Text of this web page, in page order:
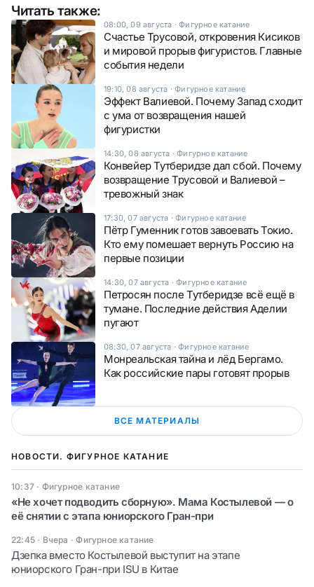
Читать также:
08:00, 09 августа ·Фигурное катание
Счастье Трусовой, откровения Кисиков
и мировой прорыв фигуристов. Главные
события недели
19:10, 08 августа ·Фигурное катание
Эффект Валиевой. Почему Запад сходит
с ума от возвращения нашей
фигуристки
14:30, 08 августа ·Фигурное катание
Конвейер Тутберидзе дал сбой. Почему
возвращение Трусовой и Валиевой –
тревожный знак
17:30, 07 августа ·Фигурное катание
Пётр Гуменник готов завоевать Токио.
Кто ему помешает вернуть Россию на
первые позиции
14:30, 07 августа ·Фигурное катание
Петросян после Тутберидзе всё ещё в
тумане. Последние действия Аделии
пугают
08:30, 07 августа ·Фигурное катание
Монреальская тайна и лёд Бергамо.
Как российские пары готовят прорыв
ВСЕ МАТЕРИАЛЫ
НОВОСТИ. ФИГУРНОЕ КАТАНИЕ
10:37 · Фигурное катание
«Не хочет подводить сборную». Мама Костылевой — о
её снятии с этапа юниорского Гран-при
22:45 · Вчера ·Фигурное катание
Дзепка вместо Костылевой выступит на этапе
юниорского Гран-при ISU в Китае